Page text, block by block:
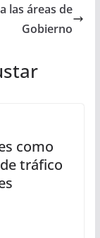
las áreas de
Gobierno
como
tráfico